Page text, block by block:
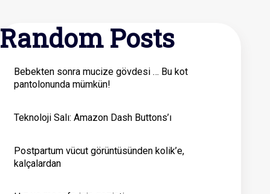
Random Posts
Bebekten sonra mucize gövdesi … Bu kot
pantolonunda mümkün!
Teknoloji Salı: Amazon Dash Buttons’ı
Postpartum vücut görüntüsünden kolik’e,
kalçalardan